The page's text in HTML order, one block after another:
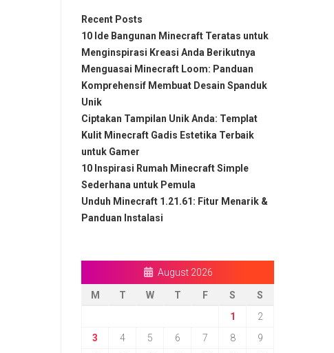
Recent Posts
10 Ide Bangunan Minecraft Teratas untuk
Menginspirasi Kreasi Anda Berikutnya
Menguasai Minecraft Loom: Panduan
Komprehensif Membuat Desain Spanduk
Unik
Ciptakan Tampilan Unik Anda: Templat
Kulit Minecraft Gadis Estetika Terbaik
untuk Gamer
10 Inspirasi Rumah Minecraft Simple
Sederhana untuk Pemula
Unduh Minecraft 1.21.61: Fitur Menarik &
Panduan Instalasi
August 2026
M T W T F S
S
1
2
3
4 5 6 7 8
9